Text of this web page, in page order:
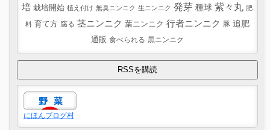
培 栽培開始 植え付け 無臭ニンニク 生ニンニク 発芽 種球 紫々丸 肥
料 育て方 腐る 茎ニンニク 葉ニンニク 行者ニンニク 豚 追肥
通販 食べられる 黒ニンニク
にほんブログ村